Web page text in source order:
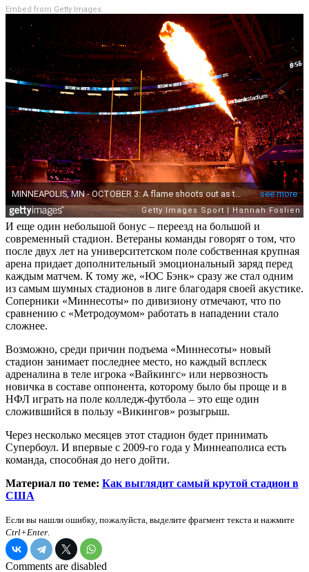
Embed from Getty Images
И еще один небольшой бонус – переезд на большой и
современный стадион. Ветераны команды говорят о том, что
после двух лет на университетском поле собственная крупная
арена придает дополнительный эмоциональный заряд перед
каждым матчем. К тому же, «ЮС Бэнк» сразу же стал одним
из самым шумных стадионов в лиге благодаря своей акустике.
Соперники «Миннесоты» по дивизиону отмечают, что по
сравнению с «Метродоумом» работать в нападении стало
сложнее.
Возможно, среди причин подъема «Миннесоты» новый
стадион занимает последнее место, но каждый всплеск
адреналина в теле игрока «Вайкингс» или нервозность
новичка в составе оппонента, которому было бы проще и в
НФЛ играть на поле колледж-футбола – это еще один
сложившийся в пользу «Викингов» розыгрыш.
Через несколько месяцев этот стадион будет принимать
Супербоул. И впервые с 2009-го года у Миннеаполиса есть
команда, способная до него дойти.
Материал по теме: Как выглядит самый крутой стадион в
США
Если вы нашли ошибку, пожалуйста, выделите фрагмент текста и нажмите
Ctrl+Enter
Comments are disabled